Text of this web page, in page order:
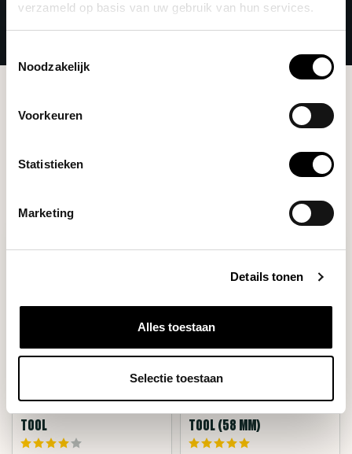
verzameld op basis van uw gebruik van hun services.
Noodzakelijk
Voorkeuren
Statistieken
Marketing
Details tonen
Alles toestaan
Selectie toestaan
STEAM WAND CLEANING
TOOL
GROUP HEAD CLEANING
TOOL (58 MM)